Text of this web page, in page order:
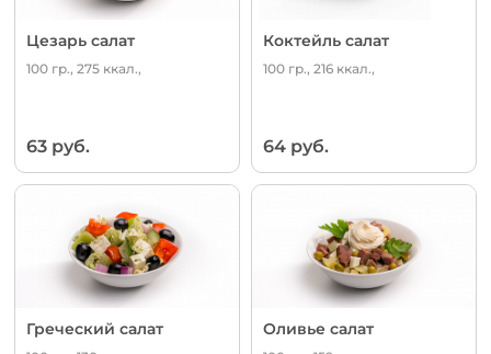
Цезарь салат
100 гр., 275 ккал.,
63 руб.
Коктейль салат
100 гр., 216 ккал.,
64 руб.
Греческий салат Оливье салат